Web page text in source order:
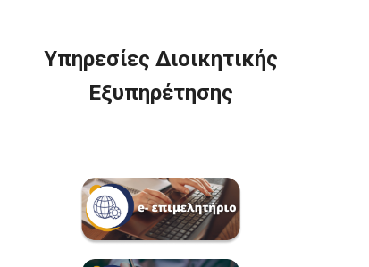
Υπηρεσίες Διοικητικής
Εξυπηρέτησης